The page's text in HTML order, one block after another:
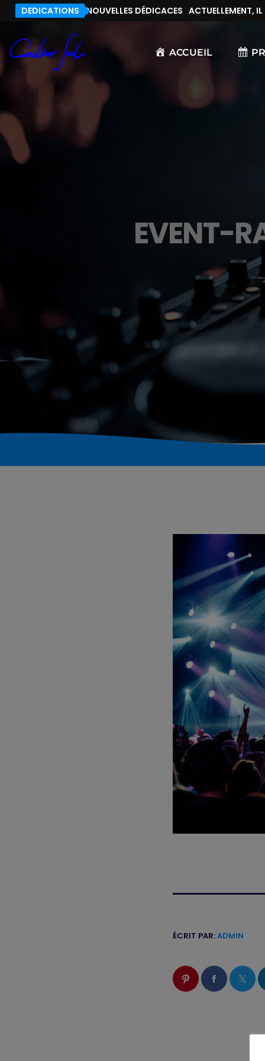
DEDICATIONS
IL N’Y A PAS DE NOUVELLES DÉDICACES ACTUELLEMENT, IL
ACCUEIL
EVENT-
ÉCRIT PAR:ADMIN